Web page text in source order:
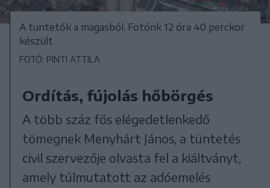
A tüntetők a magasból. Fotónk 12 óra 40 perckor
készült
FOTÓ: PINTI ATTILA
Ordítás, fújolás hőbörgés
A több száz fős elégedetlenkedő
tömegnek Menyhárt János, a tüntetés
civil szervezője olvasta fel a kiáltványt,
amely túlmutatott az adóemelés